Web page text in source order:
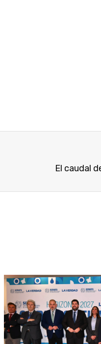
El caudal